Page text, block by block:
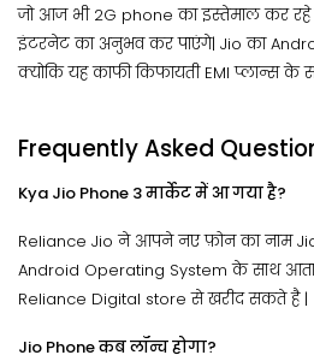
जो आज भी 2G phone का इस्तेमाल कर रहे
इंटरनेट का अनुभव कर पाएंगे| Jio का
क्योकि यह काफी किफायती EMI प्लान्स के
Frequently Asked
Kya Jio Phone 3 मार्केट में आ गया है?
Reliance Jio ने आपने नए फ़ोन का नाम
Android Operating System के साथ
Reliance Digital store से खरीद सकते है |
Jio Phone कब लॉन्च होगा?